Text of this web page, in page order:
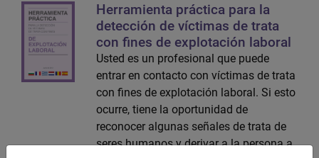
Herramienta práctica para la
detección de víctimas de trata
con fines de explotación laboral
Usted es un profesional que puede
entrar en contacto con víctimas de trata
con fines de explotación laboral. Si esto
ocurre, tiene la oportunidad de
reconocer algunas señales de trata de
seres humanos y derivar a la persona a